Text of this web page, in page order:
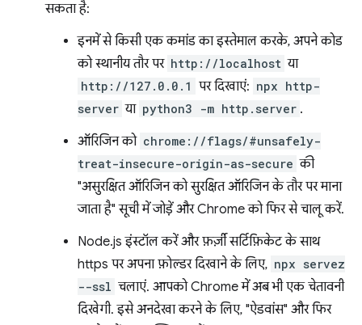
सकता है:
इनमें से किसी एक कमांड का इस्तेमाल करके, अपने कोड
को स्थानीय तौर पर http://localhost या
http://127.0.0.1 पर दिखाएं: npx http-
server या python3 -m http.server .
ऑरिजिन को chrome://flags/#unsafely-
treat-insecure-origin-as-secure की
"असुरक्षित ऑरिजिन को सुरक्षित ऑरिजिन के तौर पर माना
जाता है" सूची में जोड़ें और Chrome को फिर से चालू करें.
Node.js इंस्टॉल करें और फ़र्ज़ी सर्टिफ़िकेट के साथ
https पर अपना फ़ोल्डर दिखाने के लिए, npx servez
--ssl चलाएं. आपको Chrome में अब भी एक चेतावनी
दिखेगी. इसे अनदेखा करने के लिए, "ऐडवांस" और फिर